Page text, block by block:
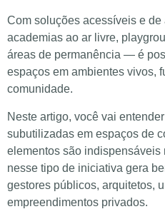
Com soluções acessíveis e
academias ao ar livre,
áreas de permanência — é
espaços em ambientes vivos,
comunidade.
Neste artigo, você vai
subutilizadas em espaços de
elementos são indispensáveis
nesse tipo de iniciativa gera
gestores públicos, arquitetos,
empreendimentos privados.